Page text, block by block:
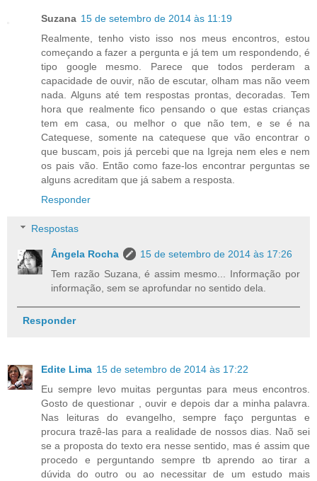
Suzana 15 de setembro de 2014 às 11:19
Realmente, tenho visto isso nos meus encontros, estou
começando a fazer a pergunta e já tem um respondendo, é
tipo google mesmo. Parece que todos perderam a
capacidade de ouvir, não de escutar, olham mas não veem
nada. Alguns até tem respostas prontas, decoradas. Tem
hora que realmente fico pensando o que estas crianças
tem em casa, ou melhor o que não tem, e se é na
Catequese, somente na catequese que vão encontrar o
que buscam, pois já percebi que na Igreja nem eles e nem
os pais vão. Então como faze-los encontrar perguntas se
alguns acreditam que já sabem a resposta.
Responder
Respostas
Ângela Rocha
15 de setembro de 2014 às 17:26
Tem razão Suzana, é assim mesmo... Informação por
informação, sem se aprofundar no sentido dela.
Responder
Edite Lima 15 de setembro de 2014 às 17:22
Eu sempre levo muitas perguntas para meus encontros.
Gosto de questionar , ouvir e depois dar a minha palavra.
Nas leituras do evangelho, sempre faço perguntas e
procura trazê-las para a realidade de nossos dias. Naõ sei
se a proposta do texto era nesse sentido, mas é assim que
procedo e perguntando sempre tb aprendo ao tirar a
dúvida do outro ou ao necessitar de um estudo mais